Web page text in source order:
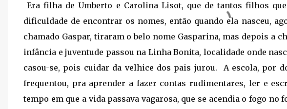
Era filha de Umberto e Carolina Lisot, que de tantos filhos
dificuldade de encontrar os nomes, então quando ela nasceu,
chamado Gaspar, tiraram o belo nome Gasparina, mas depois a
infância e juventude passou na Linha Bonita, localidade onde
casou-se, pois cuidar da velhice dos pais jurou.
A escola, por
frequentou, pra aprender a fazer contas rudimentares, ler e
tempo em que a vida passava vagarosa, que se acendia o fogo no